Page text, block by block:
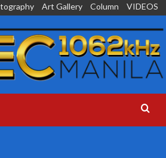
Art Gallery Column VIDEOS